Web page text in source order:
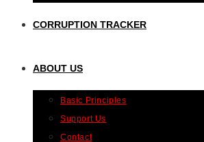
CORRUPTION TRACKER
ABOUT US
Basic Principles
Support Us
Contact